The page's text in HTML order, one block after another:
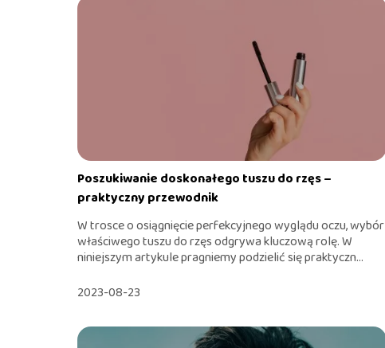
Poszukiwanie doskonałego tuszu do rzęs –
praktyczny przewodnik
W trosce o osiągnięcie perfekcyjnego wyglądu oczu, wybór
właściwego tuszu do rzęs odgrywa kluczową rolę. W
niniejszym artykule pragniemy podzielić się praktyczn...
2023-08-23